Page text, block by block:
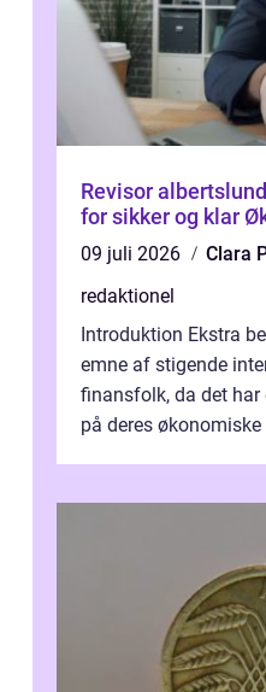
Revisor
for sikker og klar
09 juli 2026
Clara
redaktionel
Introduktion Ekstra
emne af stigende
finansfolk, da det har
på deres